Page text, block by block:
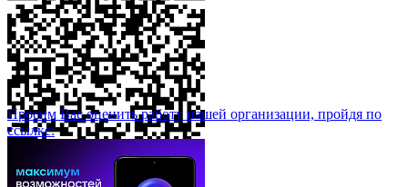
Просим Вас оценить работу нашей организации, пройдя по
ссылке: